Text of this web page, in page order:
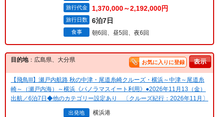
旅行代金 1,370,000～2,192,000円
旅行日数 6泊7日
食事 朝6回、昼5回、夜6回
目的地：広島県、大分県 お気に入りに登録
【飛鳥III】瀬戸内航路 秋の中津・尾道糸崎クルーズ・横浜～中津～尾道糸
崎～（瀬戸内海）～横浜《パノラマスイート利用》●2026年11月13（金）
出航／6泊7日◆他のカテゴリー設定あり 〔クルーズ紀行：2026年11月〕
出発地 横浜港